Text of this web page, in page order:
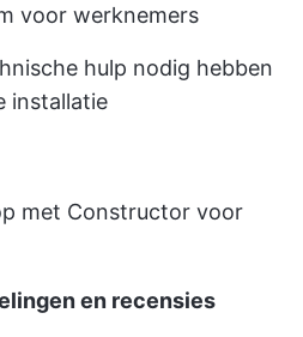
voor werknemers
hulp nodig hebben
installatie
met Constructor voor
en recensies